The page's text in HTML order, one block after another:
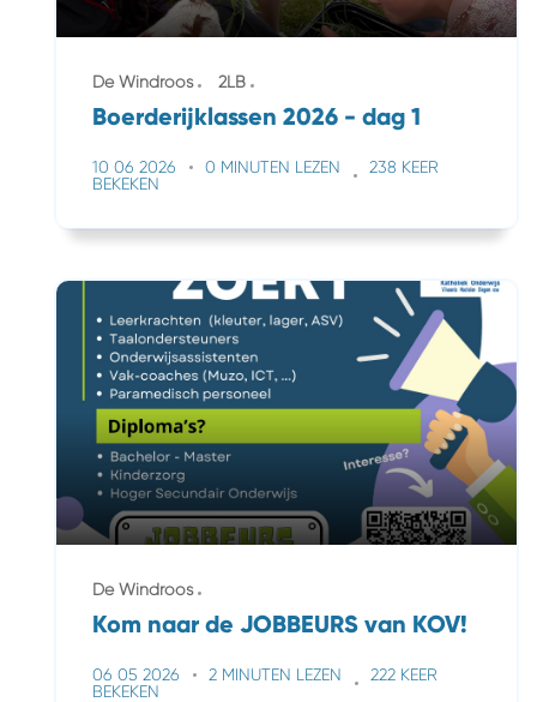
De Windroos 2LB
Boerderijklassen 2026 - dag 1
10 06 2026 0 MINUTEN LEZEN
238 KEER
BEKEKEN
De Windroos
Kom naar de JOBBEURS van KOV!
06 05 2026 2 MINUTEN LEZEN
222 KEER
BEKEKEN